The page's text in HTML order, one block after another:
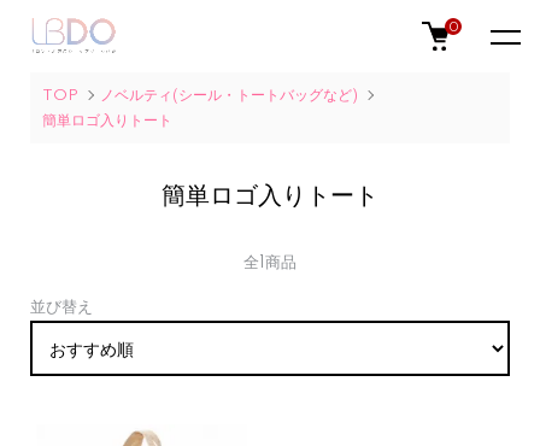
0
TOP
ノベルティ(シール・トートバッグなど)
簡単ロゴ入りトート
簡単ロゴ入りトート
全1商品
並び替え